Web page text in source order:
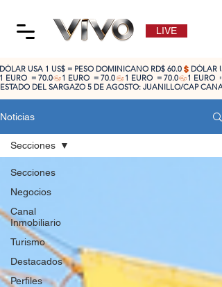
LIVE
ESTADO DEL SARGAZO 5 DE AGOSTO: JUANILLO/CAP
DÓLAR USA 1 US$ = PESO DOMINICANO RD$ 60.0
1 EURO  = 70.0
Noticias
Secciones
Negocios
Canal
Inmobiliario
Turismo
Destacados
Perfiles
Secciones